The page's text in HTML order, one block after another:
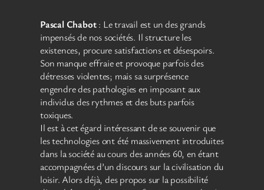
Pascal Chabot: Le travail est un des grands
impensés de nos sociétés. Il structure les
existences, procure satisfactions et désespoirs.
Son manque effraie et provoque parfois des
détresses violentes; mais sa surprésence
engendre des pathologies en imposant aux
individus des rythmes et des buts parfois
toxiques.
Il est à cet égard intéressant de se souvenir que
les technologies ont été massivement introduites
dans la société au cours des années 60, en étant
accompagnées d’un discours sur la civilisation du
loisir. Alors déjà, des propos sur la possibilité